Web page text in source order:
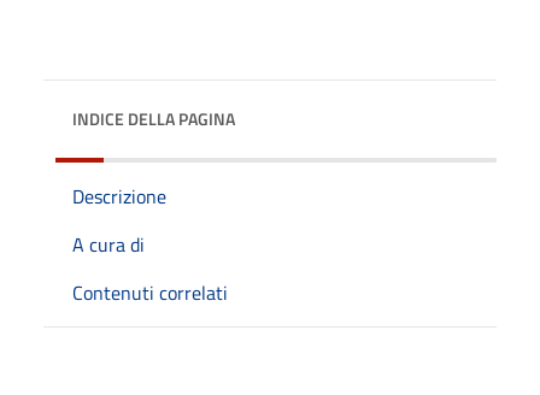
INDICE DELLA PAGINA
Descrizione
A cura di
Contenuti correlati